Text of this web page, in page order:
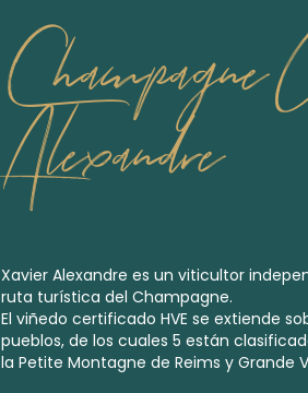
Alexandre
Xavier Alexandre es un viticultor
ruta turística del Champagne.
El viñedo certificado HVE se extiende
pueblos, de los cuales 5 están
la Petite Montagne de Reims y Grande